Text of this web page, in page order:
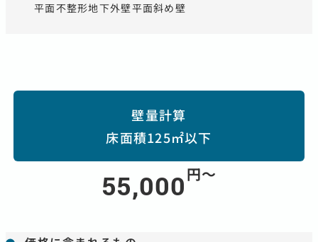
平面不整形地下外壁平面斜め壁
壁量計算
床面積125㎡以下
55,000円〜